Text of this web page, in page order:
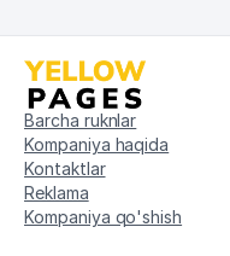
65
YULDASHEV
TARTIBDAGI
66
SERGELI
IDORASI
67
Barcha ruknlar
Kompaniya haqida
Kontaktlar
Reklama
Kompaniya qo'shish